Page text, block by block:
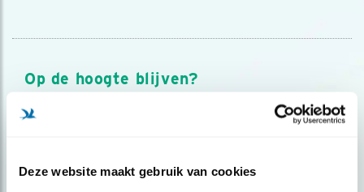
Deze website maakt gebruik van cookies
Op de hoogte blijven?
Meld je aan en ontvang nieuws, inspiratie, acties en tips
over vogels en activiteiten van Vogelbescherming.